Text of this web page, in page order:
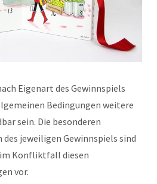
Eigenart des Gewinnspiels
Bedingungen weitere
sein. Die besonderen
jeweiligen Gewinnspiels sind
Konfliktfall diesen
vor.